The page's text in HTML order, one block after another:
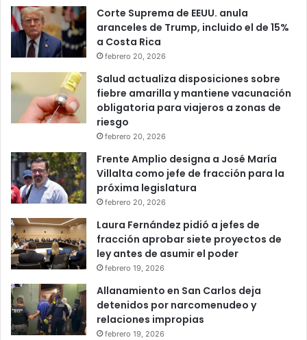
Corte Suprema de EEUU. anula
aranceles de Trump, incluido el de 15%
a Costa Rica
febrero 20, 2026
Salud actualiza disposiciones sobre
fiebre amarilla y mantiene vacunación
obligatoria para viajeros a zonas de
riesgo
febrero 20, 2026
Frente Amplio designa a José María
Villalta como jefe de fracción para la
próxima legislatura
febrero 20, 2026
Laura Fernández pidió a jefes de
fracción aprobar siete proyectos de
ley antes de asumir el poder
febrero 19, 2026
Allanamiento en San Carlos deja
detenidos por narcomenudeo y
relaciones impropias
febrero 19, 2026